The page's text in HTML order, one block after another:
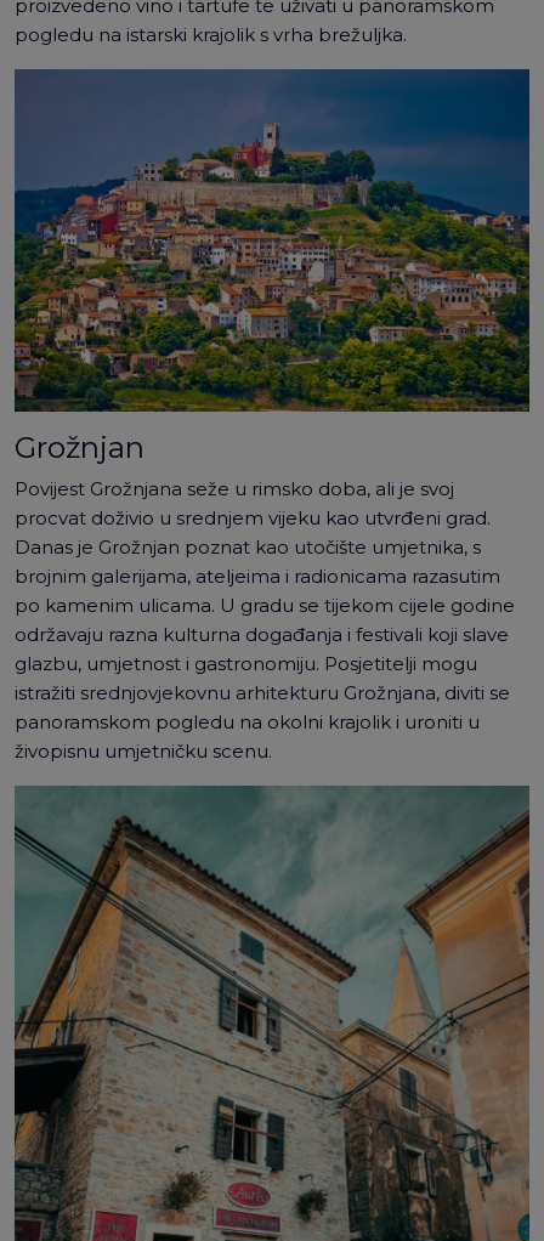
proizvedeno vino i tartufe te uživati ​​u panoramskom
pogledu na istarski krajolik s vrha brežuljka.
Grožnjan
Povijest Grožnjana seže u rimsko doba, ali je svoj
procvat doživio u srednjem vijeku kao utvrđeni grad.
Danas je Grožnjan poznat kao utočište umjetnika, s
brojnim galerijama, ateljeima i radionicama razasutim
po kamenim ulicama. U gradu se tijekom cijele godine
održavaju razna kulturna događanja i festivali koji slave
glazbu, umjetnost i gastronomiju. Posjetitelji mogu
istražiti srednjovjekovnu arhitekturu Grožnjana, diviti se
panoramskom pogledu na okolni krajolik i uroniti u
živopisnu umjetničku scenu.